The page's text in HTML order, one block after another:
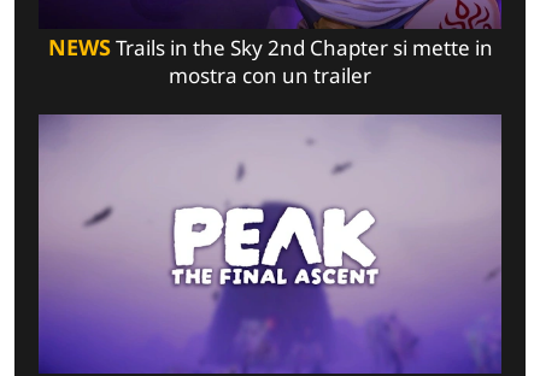
NEWSTrails in the Sky 2nd Chapter si mette in
mostra con un trailer